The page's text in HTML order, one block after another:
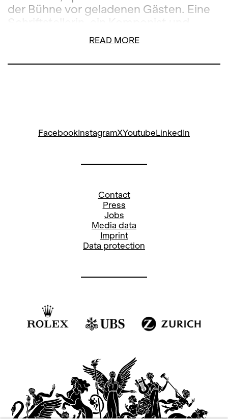
der Bühne vor geladenen Gästen. Eine
Musiker sowie Musiktheaterpädagogen
unterstützen die Kinder dabei.
READ MORE
FacebookInstagramXYoutubeLinkedIn
Contact
Press
Jobs
Media data
Imprint
Data protection